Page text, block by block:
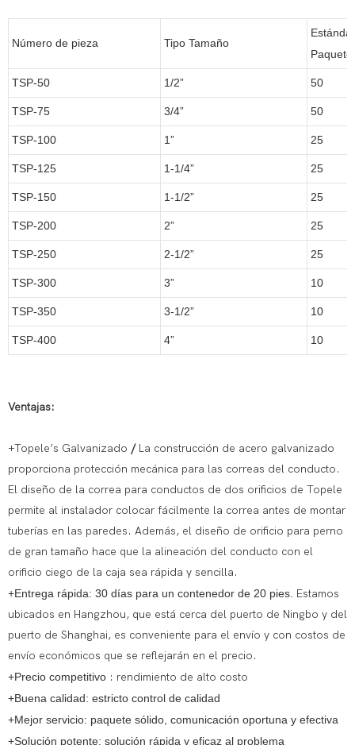
Número de pieza Tipo Tamaño
Estándar
Paquete.
TSP-50 1/2” 50
TSP-75 3/4” 50
TSP-100 1” 25
TSP-125 1-1/4” 25
TSP-150 1-1/2” 25
TSP-200 2” 25
TSP-250 2-1/2” 25
TSP-300 3” 10
TSP-350 3-1/2” 10
TSP-400 4” 10
Ventajas:
+Topele’s Galvanizado / La construcción de acero galvanizado
proporciona protección mecánica para las correas del conducto.
El diseño de la correa para conductos de dos orificios de Topele
permite al instalador colocar fácilmente la correa antes de montar
tuberías en las paredes. Además, el diseño de orificio para perno
de gran tamaño hace que la alineación del conducto con el
orificio ciego de la caja sea rápida y sencilla.
+Entrega rápida: 30 días para un contenedor de 20 pies. Estamos
ubicados en Hangzhou, que está cerca del puerto de Ningbo y del
puerto de Shanghai, es conveniente para el envío y con costos de
envío económicos que se reflejarán en el precio.
+Precio competitivo : rendimiento de alto costo
+Buena calidad: estricto control de calidad
+Mejor servicio: paquete sólido, comunicación oportuna y efectiva
+Solución potente: solución rápida y eficaz al problema